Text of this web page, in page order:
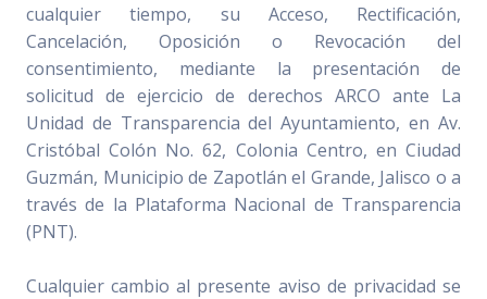
cualquier tiempo, su Acceso, Rectificación,
Cancelación, Oposición o Revocación del
consentimiento, mediante la presentación de
solicitud de ejercicio de derechos ARCO ante La
Unidad de Transparencia del Ayuntamiento, en Av.
Cristóbal Colón No. 62, Colonia Centro, en Ciudad
Guzmán, Municipio de Zapotlán el Grande, Jalisco o a
través de la Plataforma Nacional de Transparencia
(PNT).
Cualquier cambio al presente aviso de privacidad se